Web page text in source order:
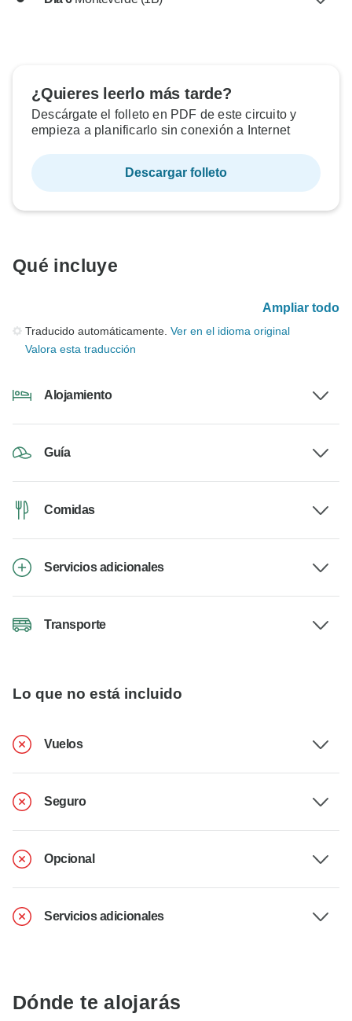
¿Quieres leerlo más tarde?
Descárgate el folleto en PDF de este circuito y
empieza a planificarlo sin conexión a Internet
Descargar folleto
Qué incluye
Ampliar todo
Traducido automáticamente. Ver en el idioma original
Valora esta traducción
Alojamiento
Guía
Comidas
Servicios adicionales
Transporte
Lo que no está incluido
Vuelos
Seguro
Opcional
Servicios adicionales
Dónde te alojarás